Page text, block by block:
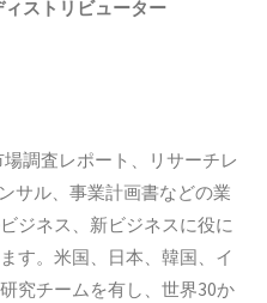
ストリビューター
場調査レポート、リサーチレ
サル、事業計画書などの業
ジネス、新ビジネスに役に
す。米国、日本、韓国、イ
究チームを有し、世界30か